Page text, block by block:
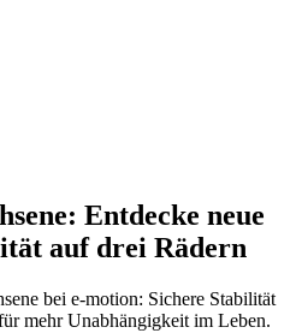
Entdecke neue
auf drei Rädern
bei e-motion: Sichere Stabilität
mehr Unabhängigkeit im Leben.